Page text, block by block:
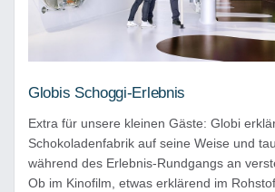
Globis Schoggi-Erlebnis
Extra für unsere kleinen Gäste: Globi
Schokoladenfabrik auf seine Weise und
während des Erlebnis-Rundgangs an
Ob im Kinofilm, etwas erklärend im